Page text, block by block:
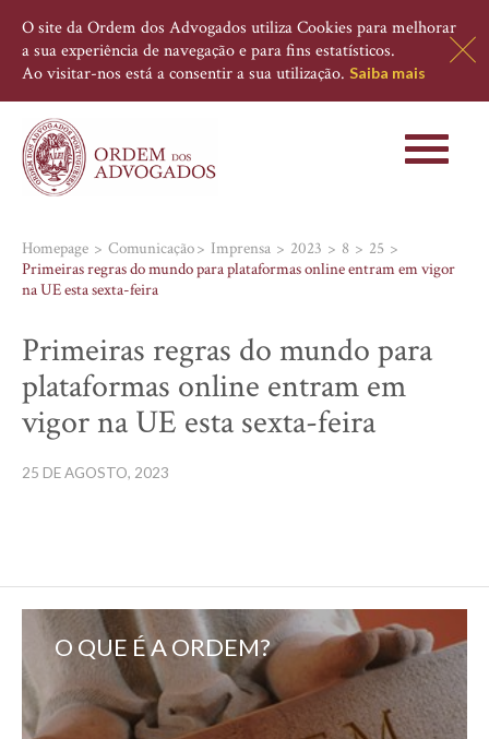
O site da Ordem dos Advogados utiliza Cookies para melhorar
a sua experiência de navegação e para fins estatísticos.
Ao visitar-nos está a consentir a sua utilização. Saiba mais
Toggle
Homepage Comunicação Imprensa 2023 8
25
Primeiras regras do mundo para plataformas online entram em vigor
na UE esta sexta-feira
Primeiras regras do mundo para
plataformas online entram em
vigor na UE esta sexta-feira
25 DE AGOSTO, 2023
O QUE É A ORDEM?